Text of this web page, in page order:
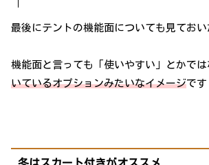
最後にテントの機能面についても見ておい
機能面と言っても「使いやすい」とかでは
いているオプションみたいなイメージです
冬はスカート付きがオススメ